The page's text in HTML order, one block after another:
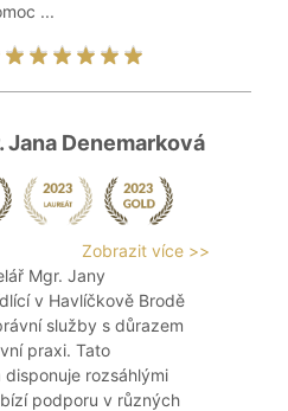
...
Jana Denemarková
Zobrazit více >>
Mgr. Jany
v Havlíčkově Brodě
služby s důrazem
praxi. Tato
rozsáhlými
podporu v různých